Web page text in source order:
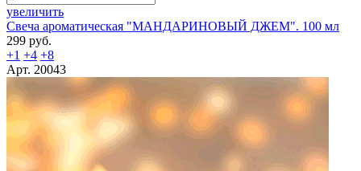
увеличить
Свеча ароматическая "МАНДАРИНОВЫЙ ДЖЕМ". 100 мл
299 руб.
+1 +4 +8
Арт. 20043